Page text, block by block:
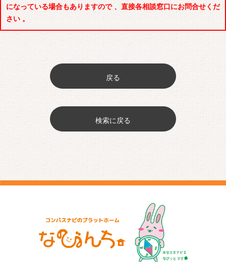
になっている場合もありますので 、直接各相談窓口にお問合せくだ
さい 。
戻る
検索に戻る